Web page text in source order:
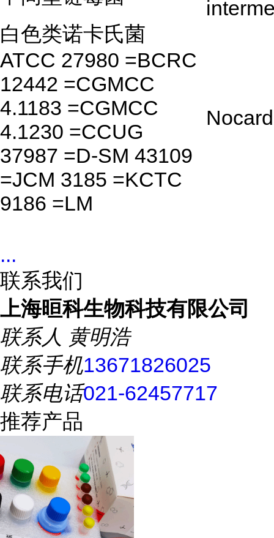
白色类诺卡氏菌
ATCC 27980 =BCRC
12442 =CGMCC
4.1183 =CGMCC
4.1230 =CCUG
37987 =D-SM 43109
=JCM 3185 =KCTC
9186 =LM
...
联系我们
上海晅科生物科技有限公司
联系人 黄明浩
联系手机13671826025
联系电话021-62457717
推荐产品